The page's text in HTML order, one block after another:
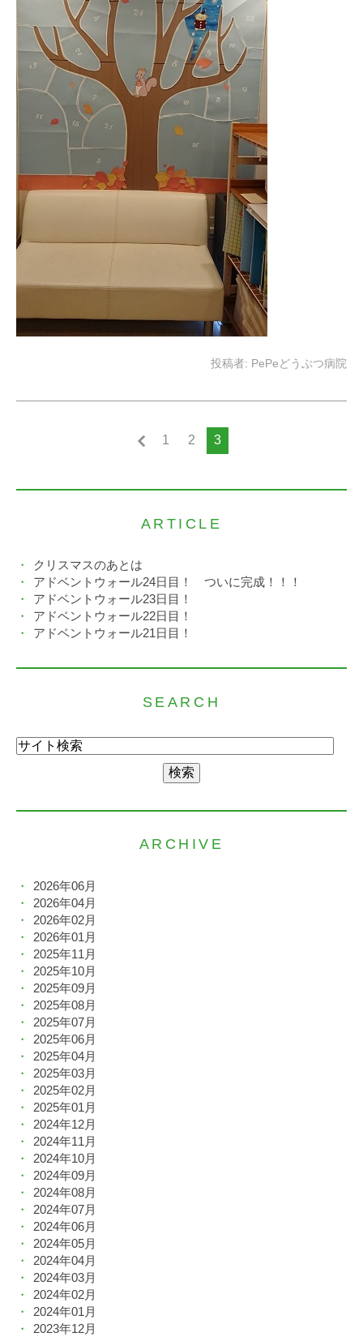
投稿者: PePeどうぶつ病院
1 2 3
ARTICLE
クリスマスのあとは
アドベントウォール24日目！ ついに完成！！！
アドベントウォール23日目！
アドベントウォール22日目！
アドベントウォール21日目！
SEARCH
ARCHIVE
2026年06月
2026年04月
2026年02月
2026年01月
2025年11月
2025年10月
2025年09月
2025年08月
2025年07月
2025年06月
2025年04月
2025年03月
2025年02月
2025年01月
2024年12月
2024年11月
2024年10月
2024年09月
2024年08月
2024年07月
2024年06月
2024年05月
2024年04月
2024年03月
2024年02月
2024年01月
2023年12月